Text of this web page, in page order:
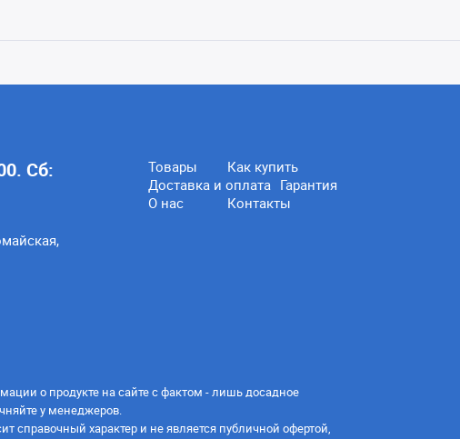
Сб:
Товары
Как купить
Доставка и оплата Гарантия
О нас
Контакты
о продукте на сайте с фактом - лишь досадное
у менеджеров.
справочный характер и не является публичной офертой,